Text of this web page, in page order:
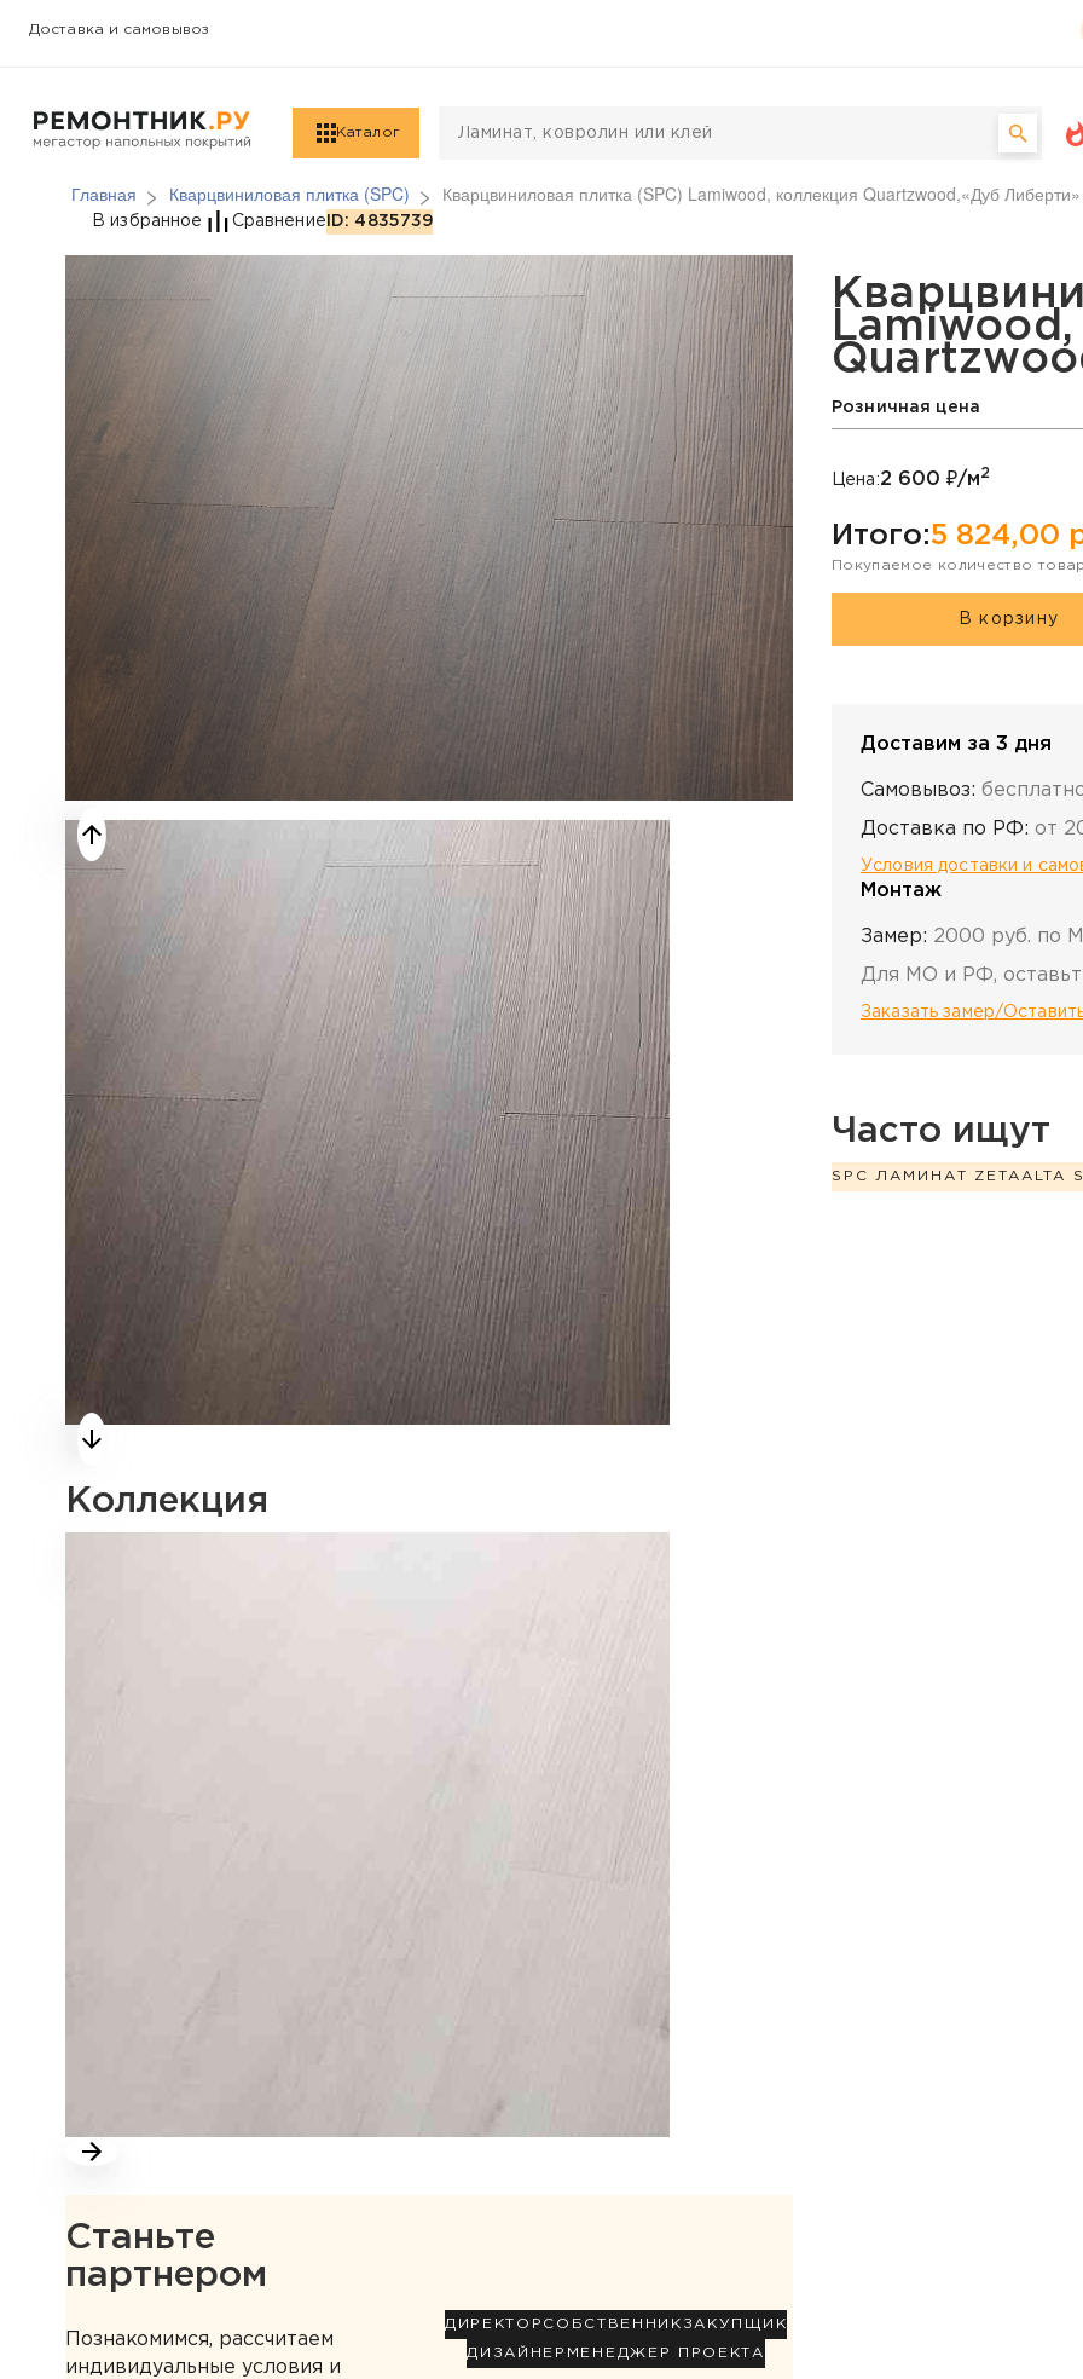
Доставка и самовывоз
Каталог
Главная Кварцвиниловая плитка (SPC) Кварцвиниловая плитка (SPC) Lamiwood, коллекция Quartzwood,«Дуб Либерти»
Кварцвиниловая плитка (SPC) Lamiwood,
В избранное Сравнение ID: 4835739
Коллекция
Станьте
партнером
Познакомимся, рассчитаем
индивидуальные условия и
ДИРЕКТОР СОБСТВЕННИК ЗАКУПЩИК
ДИЗАЙНЕР МЕНЕДЖЕР ПРОЕКТА
Розничная цена
Цена:2 600 ₽/м2
Итого:5 824,00
Покупаемое количество
В корзину
Доставим за 3 дня
Самовывоз:
Доставка по РФ: от
Условия доставки и
Монтаж
Замер: 2000 руб. по
Для МО и РФ,
Заказать замер/
Часто ищут
SPC ЛАМИНАТ ZETA ALTA